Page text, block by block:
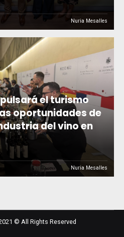
Nuria Mesalles
el turismo
oportunidades de
del vino en
Nuria Mesalles
© All Rights Reserved